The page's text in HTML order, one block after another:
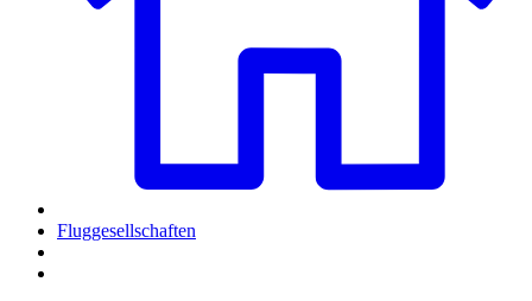
Fluggesellschaften